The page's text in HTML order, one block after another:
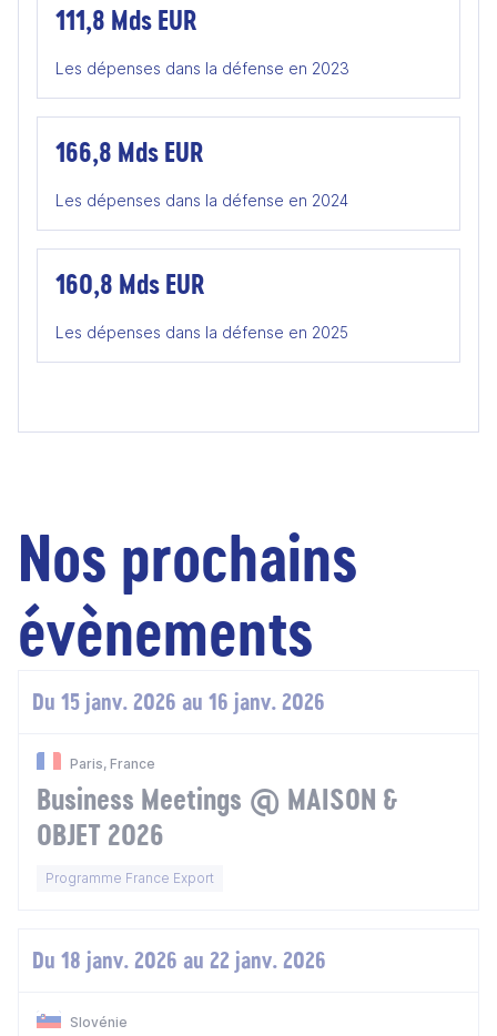
111,8 Mds EUR
Les dépenses dans la défense en 2023
166,8 Mds EUR
Les dépenses dans la défense en 2024
160,8 Mds EUR
Les dépenses dans la défense en 2025
Nos prochains
évènements
Du 15 janv. 2026 au 16 janv. 2026
Paris, France
Business Meetings @ MAISON &
OBJET 2026
Programme France Export
Du 18 janv. 2026 au 22 janv. 2026
Slovénie